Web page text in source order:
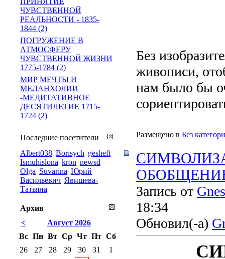
Без
живописи,
нам было бы
Размещено в Без
ОБОБЩЕНИЕ
Запись от
18:34
Обновил(-а)
ЧУВСТВЕННОЙ
РЕАЛЬНОСТИ - 1835-
1844 (2)
ПОГРУЖЕНИЕ В
АТМОСФЕРУ
ЧУВСТВЕННОЙ ЖИЗНИ
1775-1784 (2)
МИР МЕЧТЫ И
МЕЛАНХОЛИИ
-МЕДИТАТИВНОЕ
ДЕСЯТИЛЕТИЕ 1715-
1724 (2)
Последние посетители
Albert038 Borisych gesheft
Ismuhislona kron newsd
Olga Suvarina Юрий
Васильевич Явишева-
Татьяна
Архив
<
Август 2026
Вс Пн Вт Ср Чт Пт Сб
26
27 28 29 30 31
1